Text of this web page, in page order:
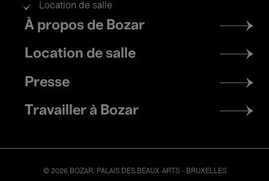
Location de salle
Footer
menu
À propos de Bozar
Location de salle
Presse
Travailler à Bozar
© 2026 BOZAR. PALAIS DES BEAUX-ARTS - BRUXELLES